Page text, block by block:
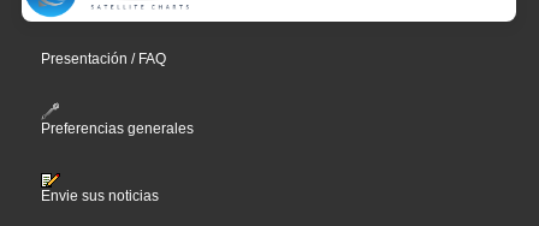
Presentación / FAQ
Preferencias generales
Envie sus noticias